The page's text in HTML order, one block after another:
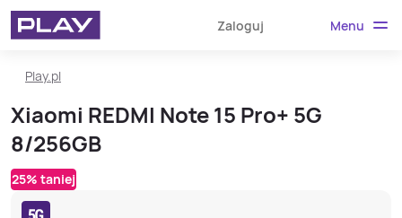
Zaloguj Menu
Play.pl
Xiaomi REDMI Note 15 Pro+ 5G
8/256GB
25% taniej